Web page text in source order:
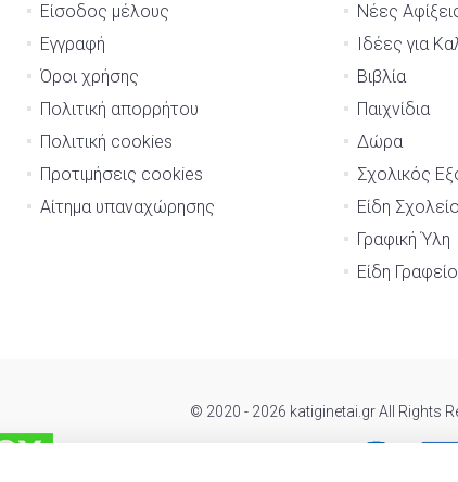
Είσοδος μέλους
Εγγραφή
Όροι χρήσης
Πολιτική απορρήτου
Πολιτική cookies
Προτιμήσεις cookies
Αίτημα υπαναχώρησης
Νέες
Ιδέες για
Βιβλία
Παιχνίδια
Δώρα
Σχολικός
Είδη
Γραφική Ύλη
Είδη
© 2020 - 2026 katiginetai.gr All Rights